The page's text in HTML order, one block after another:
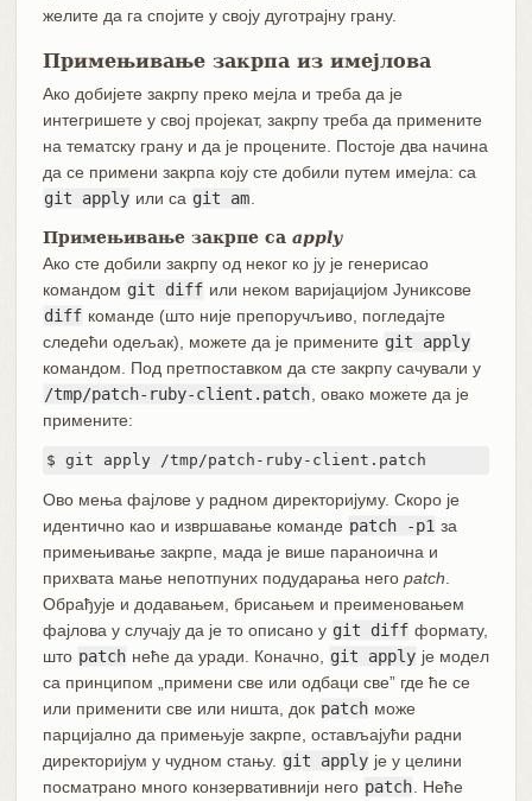
желите да га спојите у своју дуготрајну грану.
Примењивање закрпа из имејлова
Ако добијете закрпу преко мејла и треба да је
интегришете у свој пројекат, закрпу треба да примените
на тематску грану и да је процените. Постоје два начина
да се примени закрпа коју сте добили путем имејла: са
git apply или са git am
Примењивање закрпе са apply
Ако сте добили закрпу од неког ко ју је генерисао
командом git diff или неком варијацијом Јуниксове
diff команде (што није препоручљиво, погледајте
следећи одељак), можете да је примените git apply
командом. Под претпоставком да сте закрпу сачували у
/tmp/patch-ruby-client.patch , овако можете да је
примените:
$ git apply /tmp/patch-ruby-client.patch
Ово мења фајлове у радном директоријуму. Скоро је
идентично као и извршавање команде patch -p1 за
примењивање закрпе, мада је више параноична и
прихвата мање непотпуних подударања него patch
Обрађује и додавањем, брисањем и преименовањем
фајлова у случају да је то описано у git diff формату,
што patch неће да уради. Коначно, git apply је модел
са принципом „примени све или одбаци све” где ће се
или применити све или ништа, док patch може
парцијално да примењује закрпе, остављајући радни
директоријум у чудном стању. git apply је у целини
посматрано много конзервативнији него patch . Неће